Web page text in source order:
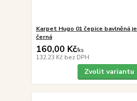
Karpet Hugo 01 čepice bavlněná
černá
160,00 Kč/ks
132,23 Kč bez DPH
Zvolit variantu